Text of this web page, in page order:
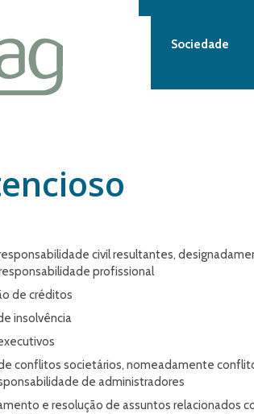
Sociedade
civil resultantes,
profissional
de créditos
insolvência
conflitos societários, nomeadamente
de administradores
e resolução de assuntos relacionados